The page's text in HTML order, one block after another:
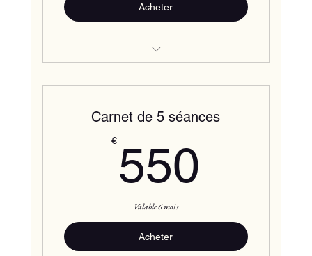
Acheter
Carnet de 5 séances
€ 550
Valable 6 mois
Acheter